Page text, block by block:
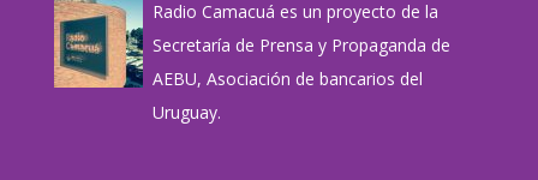
Radio Camacuá es un proyecto de la
Secretaría de Prensa y Propaganda de
AEBU, Asociación de bancarios del
Uruguay.